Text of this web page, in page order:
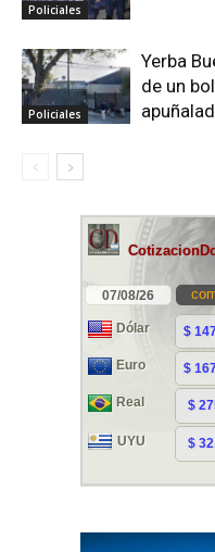
Policiales
Policiales
Yerba
de un